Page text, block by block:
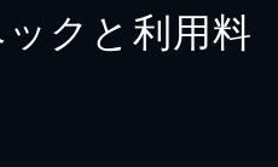
クと利用料